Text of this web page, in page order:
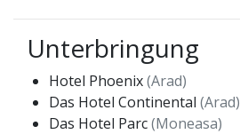
Unterbringung
Hotel Phoenix(Arad)
Das Hotel Continental (Arad)
Das Hotel Parc(Moneasa)